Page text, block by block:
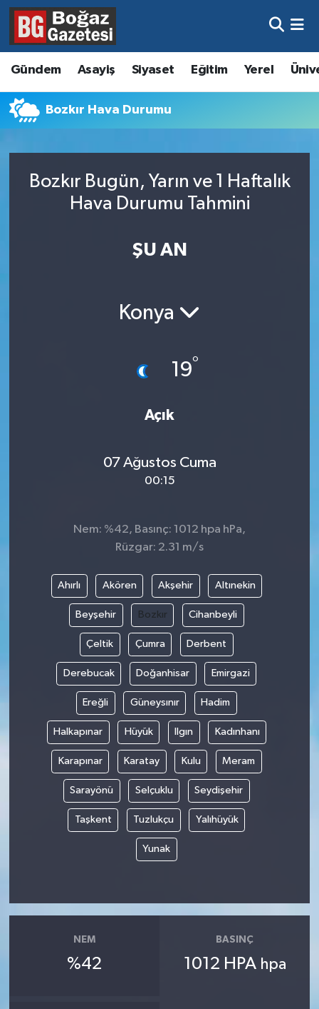
Gündem Asayiş Siyaset Eğitim Yerel
Bozkır Hava Durumu
Bozkır Bugün, Yarın ve 1 Haftalık
Hava Durumu Tahmini
ŞU AN
Konya
19°
Açık
07 Ağustos Cuma
00:15
Nem: %42, Basınç: 1012 hpa hPa,
Rüzgar: 2.31 m/s
Ahırlı Akören Akşehir Altınekin
Beyşehir Bozkır Cihanbeyli
Çeltik Çumra Derbent
Derebucak Doğanhisar Emirgazi
Ereğli Güneysınır Hadim
Halkapınar Hüyük Ilgın Kadınhanı
Karapınar Karatay Kulu Meram
Sarayönü Selçuklu Seydişehir
Taşkent Tuzlukçu Yalıhüyük
Yunak
NEM
%42
BASINÇ
1012 HPA hpa
Asayiş
Eğitim
Ekonomi
Kültür ve Sanat
Hava Durumu
Trafik Durumu
Süper Lig Puan Durumu ve Fikstür
Son Dakika Haberleri